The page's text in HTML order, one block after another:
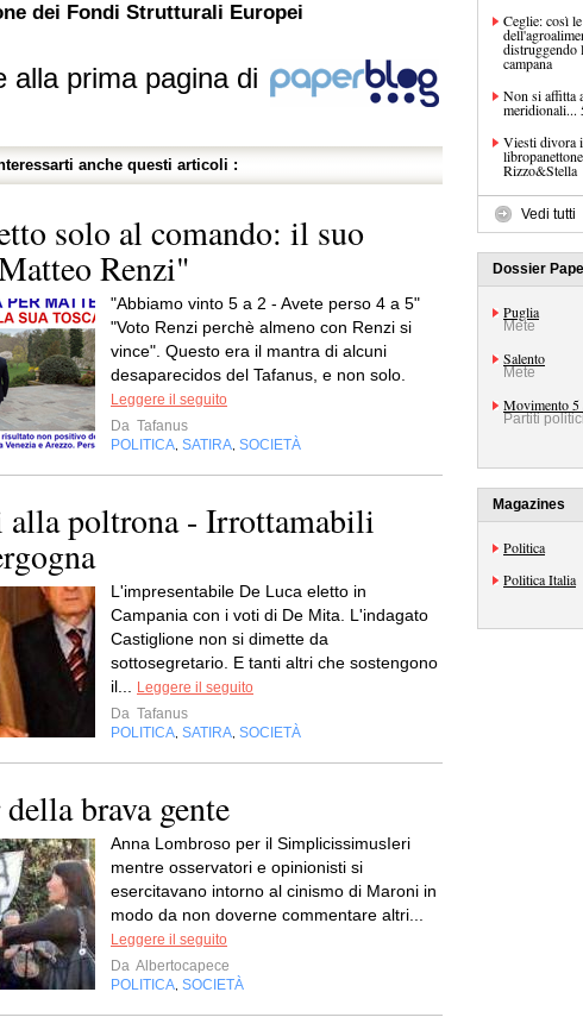
dei Fondi Strutturali Europei
alla prima pagina di
anche questi articoli :
solo al comando: il suo
Renzi"
"Abbiamo vinto 5 a 2 - Avete perso 4 a 5"
"Voto Renzi perchè almeno con Renzi si
vince". Questo era il mantra di alcuni
desaparecidos del Tafanus, e non solo.
Leggere il seguito
Da Tafanus
POLITICA SATIRA SOCIETÀ
poltrona - Irrottamabili
L'impresentabile De Luca eletto in
Campania con i voti di De Mita. L'indagato
Castiglione non si dimette da
sottosegretario. E tanti altri che sostengono
il...
Leggere il seguito
Da Tafanus
POLITICA SATIRA SOCIETÀ
brava gente
Anna Lombroso per il SimplicissimusIeri
mentre osservatori e opinionisti si
esercitavano intorno al cinismo di Maroni in
modo da non doverne commentare altri...
Leggere il seguito
Da Albertocapece
POLITICA SOCIETÀ
Ceglie: così
distruggendo
campana
Non si affitta
meridionali...
Viesti divora
Rizzo&Stella
Vedi tutti
Dossier
Puglia
Mete
Salento
Mete
Movimento 5
Partiti
Magazines
Politica
Politica Italia